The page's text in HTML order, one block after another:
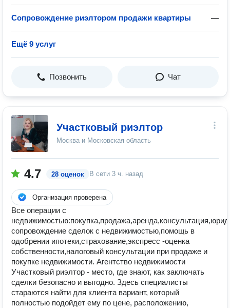
Сопровождение риэлтором продажи квартиры —
Ещё 9 услуг
Позвонить Чат
Участковый риэлтор
Москва и Московская область
4.7 28 оценок В сети 3 ч. назад
Организация проверена
Все операции с
сопровождение сделок с недвижимостью,помощь в
одобрении ипотеки,страхование,экспресс -оценка
собственности,налоговый консультации при продаже и
покупке недвижимости. Агентство недвижимости
Участковый риэлтор - место, где знают, как заключать
сделки безопасно и выгодно. Здесь специалисты
стараются найти для клиента вариант, который
полностью подойдет ему по цене, расположению,